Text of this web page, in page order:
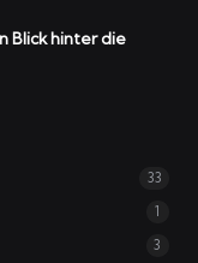
Blick hinter die
33
1
3